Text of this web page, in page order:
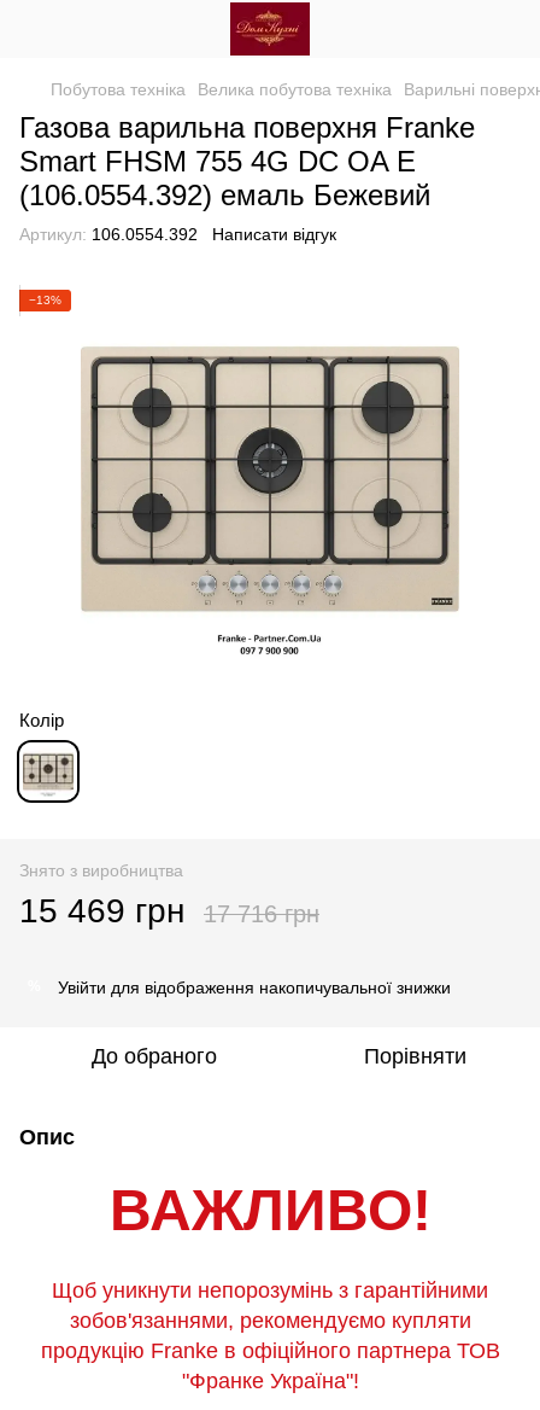
Побутова техніка Велика побутова техніка Варильні
Газова варильна поверхня Franke
Smart FHSM 755 4G DC OA E
(106.0554.392) емаль Бежевий
Артикул: 106.0554.392 Написати відгук
−13%
Колір
Знято з виробництва
15 469 грн 17 716 грн
Увійти для відображення накопичувальної знижки
До обраного Порівняти
Опис
ВАЖЛИВО!
Щоб уникнути непорозумінь з гарантійними
зобов'язаннями, рекомендуємо купляти
продукцію Franke в офіційного партнера ТОВ
"Франке Україна"!